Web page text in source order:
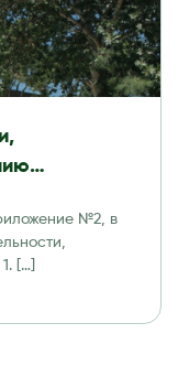
Park)
№2, в
[…]